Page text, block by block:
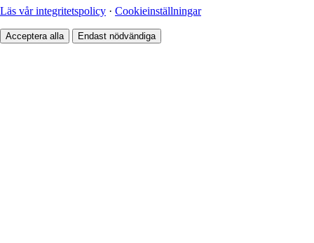
Läs vår integritetspolicy · Cookieinställningar
Acceptera alla Endast nödvändiga